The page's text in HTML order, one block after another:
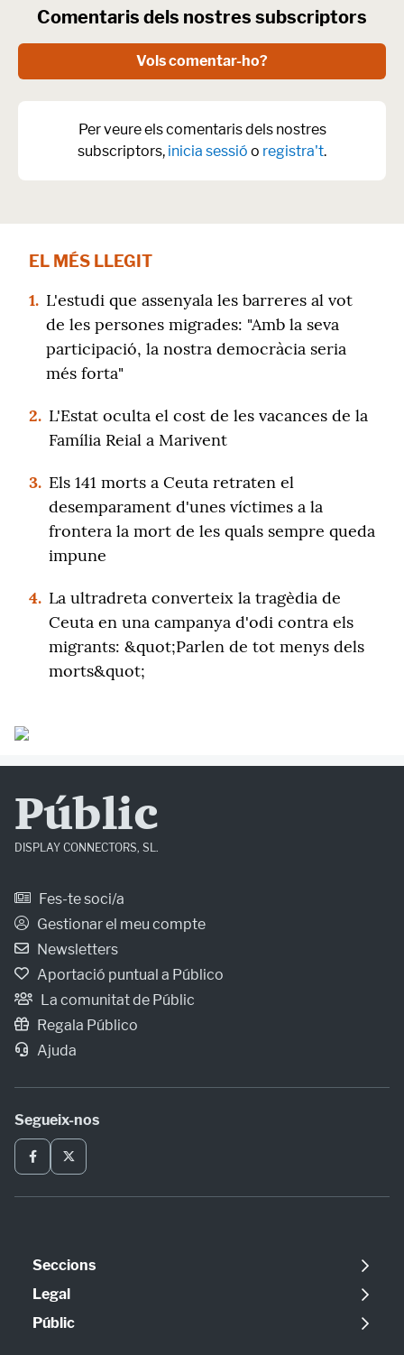
Comentaris dels nostres subscriptors
Vols comentar-ho?
Per veure els comentaris dels nostres
subscriptors, inicia sessió o registra't.
EL MÉS LLEGIT
1. L'estudi que assenyala les barreres al vot
de les persones migrades: "Amb la seva
participació, la nostra democràcia seria
més forta"
2. L'Estat oculta el cost de les vacances de la
Família Reial a Marivent
3. Els 141 morts a Ceuta retraten el
desemparament d'unes víctimes a la
frontera la mort de les quals sempre queda
impune
4. La ultradreta converteix la tragèdia de
Ceuta en una campanya d'odi contra els
migrants: &quot;Parlen de tot menys dels
morts&quot;
Públic
DISPLAY CONNECTORS, SL.
Fes-te soci/a
Gestionar el meu compte
Newsletters
Aportació puntual a Público
La comunitat de Públic
Regala Público
Ajuda
Segueix-nos
Seccions
Política
Opinió
Legal
Avís legal
Públic